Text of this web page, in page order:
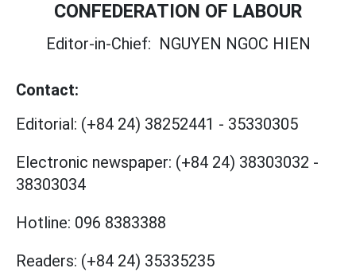
CONFEDERATION OF LABOUR
Editor-in-Chief: NGUYEN NGOC HIEN
Contact:
Editorial: (+84 24) 38252441 - 35330305
Electronic newspaper: (+84 24) 38303032 -
38303034
Hotline: 096 8383388
Readers: (+84 24) 35335235